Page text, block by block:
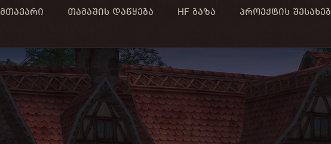
მთავარი თამაშის დაწყება HF ბაზა პროექტის შესახებ